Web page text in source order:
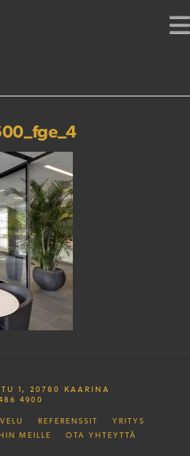
1, 20780 KAARINA
4900
REFERENSSIT
YRITYS
MEILLE OTA YHTEYTTÄ